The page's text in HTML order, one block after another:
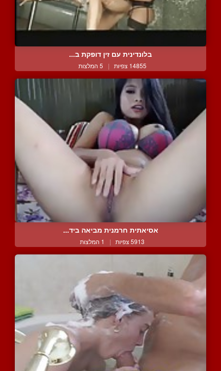
בלונדינית עם זין דופקת ב...
14855 צפיות | 5 המלצות
אסיאתית חרמנית מביאה ביד...
5913 צפיות | 1 המלצות